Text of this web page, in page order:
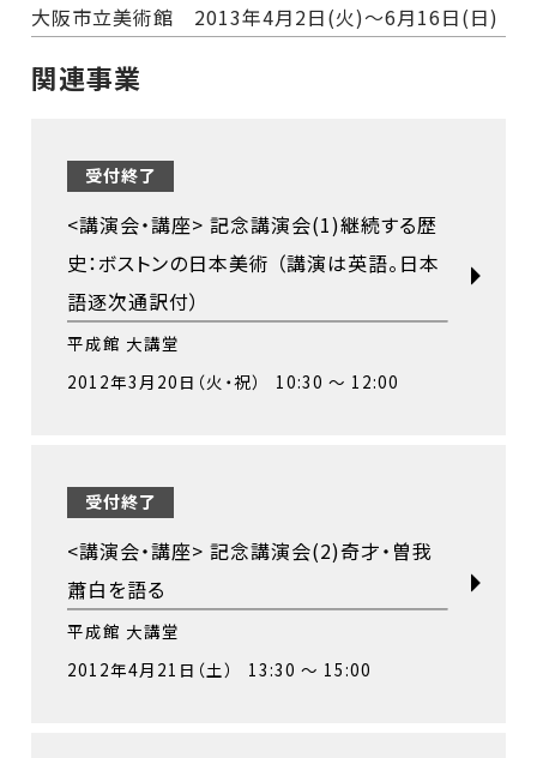
大阪市立美術館 2013年4月2日(火)～6月16日(日)
関連事業
受付終了
<講演会・講座> 記念講演会(1)継続する歴
史：ボストンの日本美術 （講演は英語。日本
語逐次通訳付）
平成館 大講堂
2012年3月20日（火・祝） 10:30 ～ 12:00
受付終了
<講演会・講座> 記念講演会(2)奇才・曽我
蕭白を語る
平成館 大講堂
2012年4月21日（土） 13:30 ～ 15:00